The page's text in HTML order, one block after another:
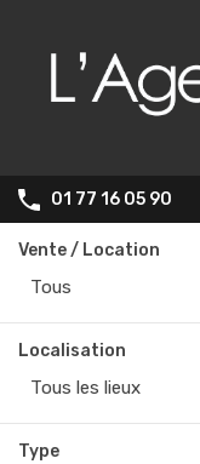
01 77 16 05 90
Vente / Location
Tous
Localisation
Tous les lieux
Type